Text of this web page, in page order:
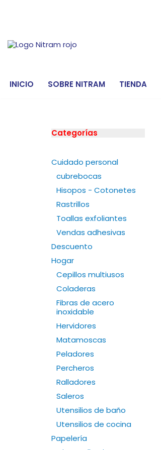
contenido
INICIO SOBRE NITRAM TIENDA
Categorías
Cuidado personal
cubrebocas
Hisopos - Cotonetes
Rastrillos
Toallas exfoliantes
Vendas adhesivas
Descuento
Hogar
Cepillos multiusos
Coladeras
Fibras de acero
inoxidable
Hervidores
Matamoscas
Peladores
Percheros
Ralladores
Saleros
Utensilios de baño
Utensilios de cocina
Papelería